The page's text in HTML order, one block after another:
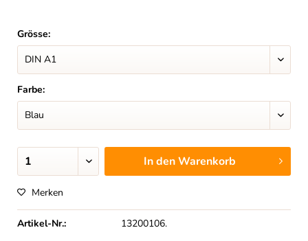
Grösse:
Farbe:
In denWarenkorb
Merken
Artikel-Nr.: 13200106.